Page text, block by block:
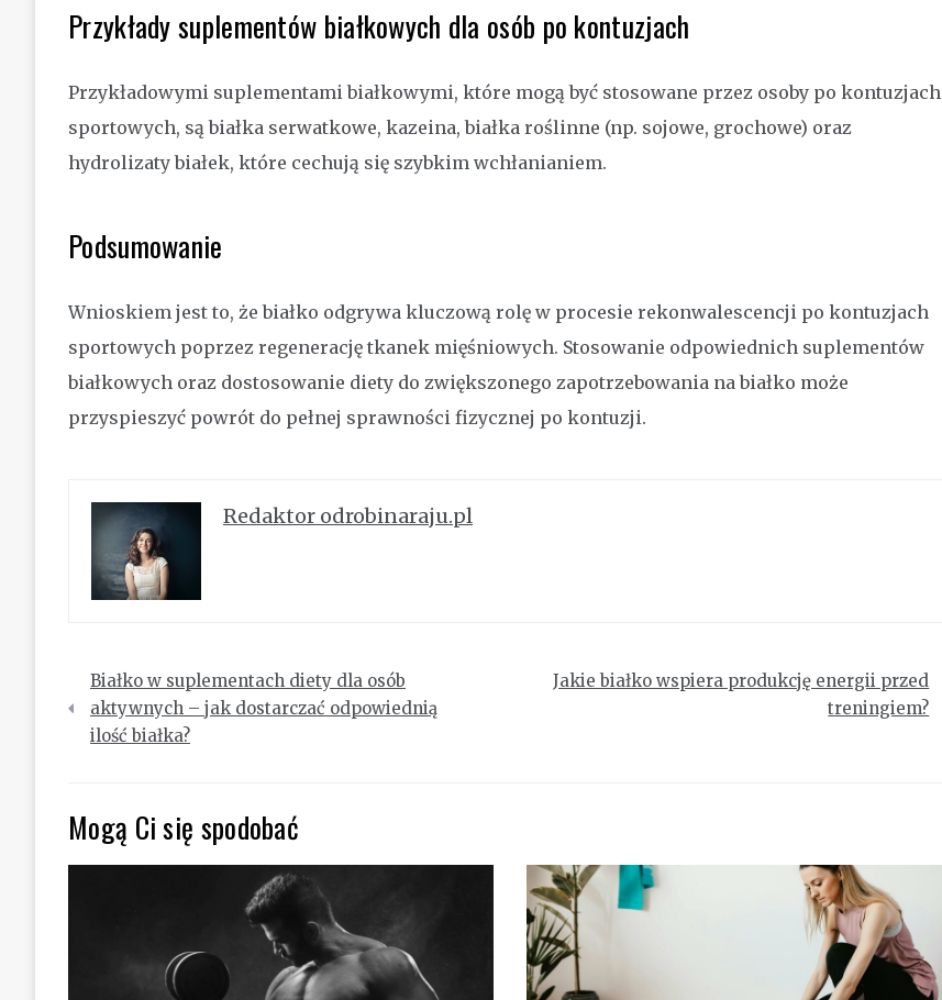
Przykłady suplementów białkowych dla osób po kontuzjach
Przykładowymi suplementami białkowymi, które mogą być stosowane przez osoby po kontuzjach
sportowych, są białka serwatkowe, kazeina, białka roślinne (np. sojowe, grochowe) oraz
hydrolizaty białek, które cechują się szybkim wchłanianiem.
Podsumowanie
Wnioskiem jest to, że białko odgrywa kluczową rolę w procesie rekonwalescencji po kontuzjach
sportowych poprzez regenerację tkanek mięśniowych. Stosowanie odpowiednich suplementów
białkowych oraz dostosowanie diety do zwiększonego zapotrzebowania na białko może
przyspieszyć powrót do pełnej sprawności fizycznej po kontuzji.
Redaktor odrobinaraju.pl
Nawigacja
wpisu
Białko w suplementach diety dla osób
aktywnych – jak dostarczać odpowiednią
ilość białka?
Jakie białko wspiera produkcję energii przed
treningiem?
Mogą Ci się spodobać